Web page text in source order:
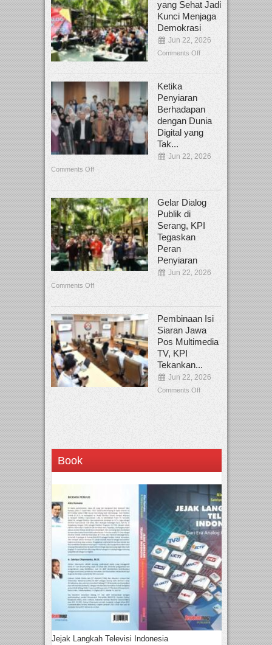
yang Sehat Jadi
Kunci Menjaga
Demokrasi
Jun 22, 2026
Comments Off
Ketika
Penyiaran
Berhadapan
dengan Dunia
Digital yang
Tak...
Jun 22, 2026
Comments Off
Gelar Dialog
Publik di
Serang, KPI
Tegaskan
Peran
Penyiaran
Jun 22, 2026
Comments Off
Pembinaan Isi
Siaran Jawa
Pos Multimedia
TV, KPI
Tekankan...
Jun 22, 2026
Comments Off
Book
Jejak Langkah Televisi Indonesia